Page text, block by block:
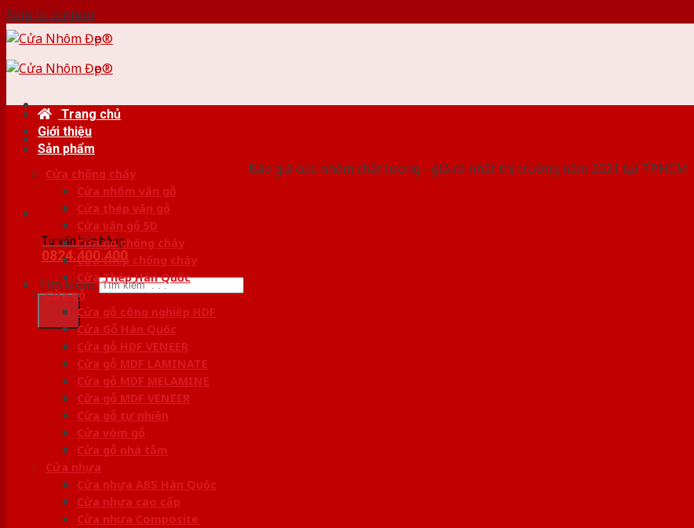
Skip to content
Báo giá cửa nhôm chất lượng - giá rẻ nhất thị trường năm 2021 tại TP.HCM
Tư vấn bán hàng
0824.400.400
Tìm kiếm:
Trang chủ
Giới thiệu
Sản phẩm
Cửa chống cháy
Cửa nhôm vân gỗ
Cửa thép vân gỗ
Cửa vân gỗ 5D
Cửa gỗ chống cháy
Cửa thép chống cháy
Cửa Thép Hàn Quốc
Cửa gỗ
Cửa gỗ công nghiệp HDF
Cửa Gỗ Hàn Quốc
Cửa gỗ HDF VENEER
Cửa gỗ MDF LAMINATE
Cửa gỗ MDF MELAMINE
Cửa gỗ MDF VENEER
Cửa gỗ tự nhiên
Cửa vòm gỗ
Cửa gỗ nhà tắm
Cửa nhựa
Cửa nhựa ABS Hàn Quốc
Cửa nhựa cao cấp
Cửa nhựa Composite